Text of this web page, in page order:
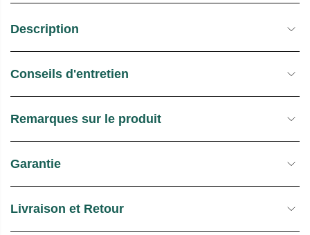
Description
Conseils d'entretien
Remarques sur le produit
Garantie
Livraison et Retour